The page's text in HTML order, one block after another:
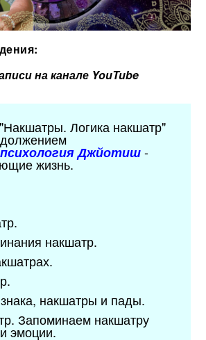
на канале YouTube
Логика накшатр"
Джйотиш-
жизнь.
накшатр.
накшатры и пады.
Запоминаем накшатру
эмоции.